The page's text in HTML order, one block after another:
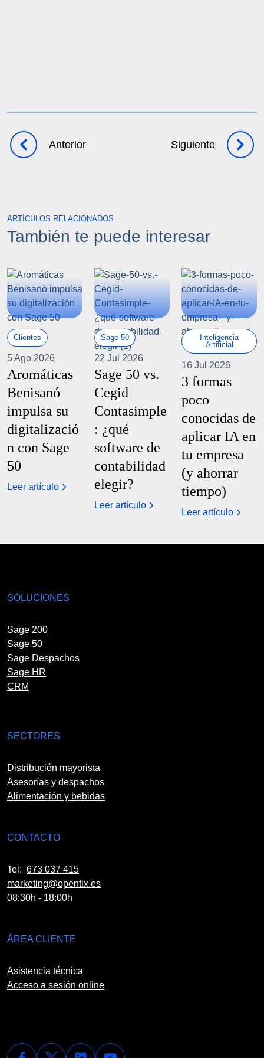
Anterior Siguiente
ARTÍCULOS RELACIONADOS
También te puede interesar
Clientes
5 Ago 2026
Aromáticas
Benisanó
impulsa su
digitalizació
n con Sage
50
Leer artículo
Sage 50
22 Jul 2026
Sage 50 vs.
Cegid
Contasimple
: ¿qué
software de
contabilidad
elegir?
Leer artículo
Inteligencia
Artificial
16 Jul 2026
3 formas
poco
conocidas de
aplicar IA en
tu empresa
(y ahorrar
tiempo)
Leer artículo
SOLUCIONES
Sage 200
Sage 50
Sage Despachos
Sage HR
CRM
SECTORES
Distribución mayorista
Asesorías y despachos
Alimentación y bebidas
CONTACTO
Tel: 673 037 415
marketing@opentix.es
08:30h - 18:00h
ÁREA CLIENTE
Asistencia técnica
Acceso a sesión online